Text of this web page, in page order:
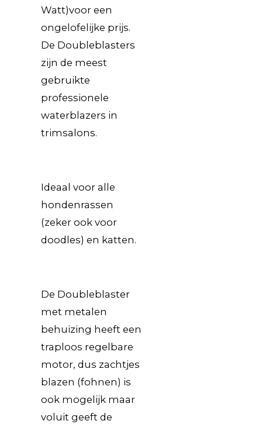
Watt)voor een
ongelofelijke prijs.
De Doubleblasters
zijn de meest
gebruikte
professionele
waterblazers in
trimsalons.
Ideaal voor alle
hondenrassen
(zeker ook voor
doodles) en katten.
De Doubleblaster
met metalen
behuizing heeft een
traploos regelbare
motor, dus zachtjes
blazen (fohnen) is
ook mogelijk maar
voluit geeft de